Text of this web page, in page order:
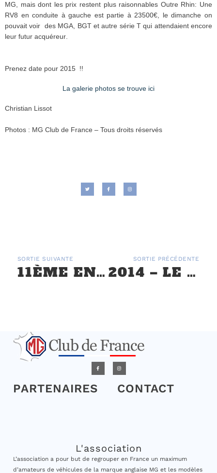
MG, mais dont les prix restent plus raisonnables Outre Rhin: Une
RV8 enconduite à gauche est partie à 23500€, ledimanche on
pouvait voir des MGA, BGTetautre sérieT qui attendaientencore
leur futur acquéreur
Prenez date pour 2015 !!
La galerie photos se trouve ici
Christian Lissot
Photos : MG Club de France – Tous droits réservés
SORTIE SUIVANTE
11ÈME ENTENTE CORDIALE – 29 ET 30 SEPTEMBRE 2018
SORTIE PRÉCÉDENTE
2014 – LE MONACO MOTOR SHOW ET LA SORTIE DÉGOMMAGE INTERCLUBS EN RÉGION PACA
PARTENAIRES CONTACT
L'association
L’association a pour but de regrouper en France un maximum
d’amateurs de véhicules de la marque anglaise MG et les modèles